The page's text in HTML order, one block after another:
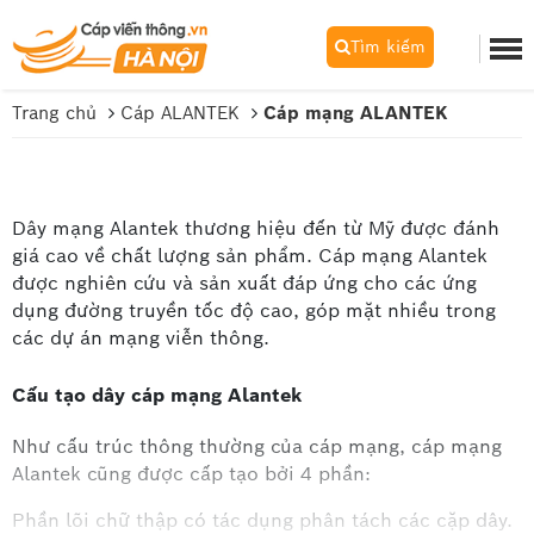
Tìm kiếm
Trang chủ Cáp ALANTEK Cáp mạng ALANTEK
Dây mạng Alantek thương hiệu đến từ Mỹ được đánh
giá cao về chất lượng sản phẩm. Cáp mạng Alantek
được nghiên cứu và sản xuất đáp ứng cho các ứng
dụng đường truyền tốc độ cao, góp mặt nhiều trong
các dự án mạng viễn thông.
Cấu tạo dây cáp mạng Alantek
Như cấu trúc thông thường của cáp mạng, cáp mạng
Alantek cũng được cấp tạo bởi 4 phần:
Phần lõi chữ thập có tác dụng phân tách các cặp dây.